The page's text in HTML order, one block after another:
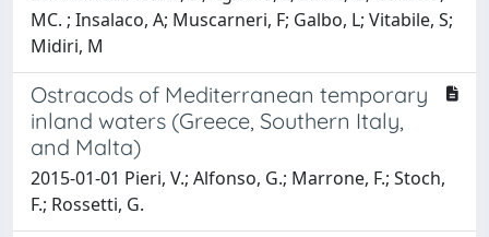
MC. ; Insalaco, A; Muscarneri, F; Galbo, L; Vitabile, S;
Midiri, M
Ostracods of Mediterranean temporary
inland waters (Greece, Southern Italy,
and Malta)
2015-01-01 Pieri, V.; Alfonso, G.; Marrone, F.; Stoch,
F.; Rossetti, G.